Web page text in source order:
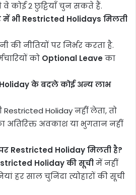
वे कोई 2 छुट्टियाँ चुन सकते हैं.
में भी Restricted Holidays मिलती
की नीतियों पर निर्भर करता है.
को Optional Leaveका
के बदले कोई अन्य लाभ
Restricted Holiday नहीं लेता, तो
अतिरिक्त अवकाश या भुगतान नहीं
पर Restricted Holiday मिलती है?
Holiday की सूचीमें नहीं
हर साल चुनिंदा त्योहारों की सूची